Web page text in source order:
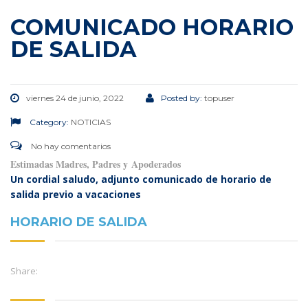
COMUNICADO HORARIO
DE SALIDA
viernes 24 de junio, 2022 Posted by: topuser
Category: NOTICIAS
No hay comentarios
Estimadas Madres, Padres y Apoderados
Un cordial saludo, adjunto comunicado de horario de
salida previo a vacaciones
HORARIO DE SALIDA
Share: